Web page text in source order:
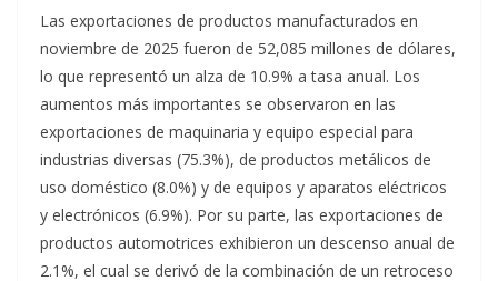
Las exportaciones de productos manufacturados en
noviembre de 2025 fueron de 52,085 millones de dólares,
lo que representó un alza de 10.9% a tasa anual. Los
aumentos más importantes se observaron en las
exportaciones de maquinaria y equipo especial para
industrias diversas (75.3%), de productos metálicos de
uso doméstico (8.0%) y de equipos y aparatos eléctricos
y electrónicos (6.9%). Por su parte, las exportaciones de
productos automotrices exhibieron un descenso anual de
2.1%, el cual se derivó de la combinación de un retroceso